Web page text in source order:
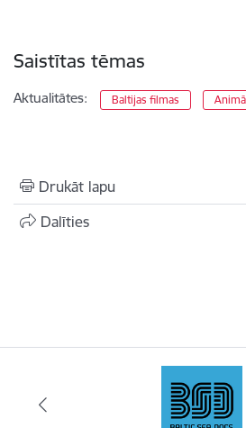
Saistītas tēmas
Aktualitātes: Baltijas filmas
Drukāt lapu
Dalīties